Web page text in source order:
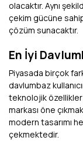
olacaktır. Aynı
çekim gücüne
çözüm sunacaktır.
En İyi
Piyasada birçok
davlumbaz
teknolojik özellikler
markası öne
modern tasarımı
çekmektedir.